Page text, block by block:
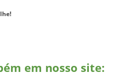
em nosso site: